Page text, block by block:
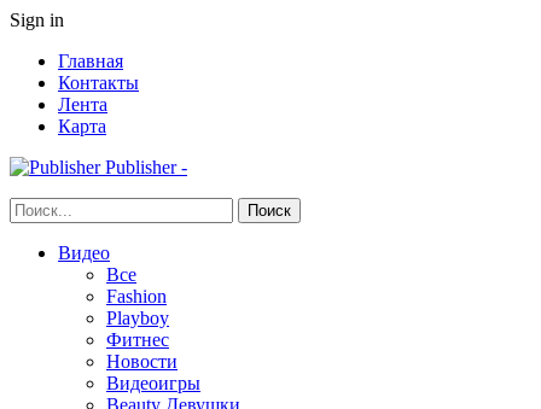
Sign in
Главная
Контакты
Лента
Карта
Publisher -
Видео
Все
Fashion
Playboy
Фитнес
Новости
Видеоигры
Beauty Девушки